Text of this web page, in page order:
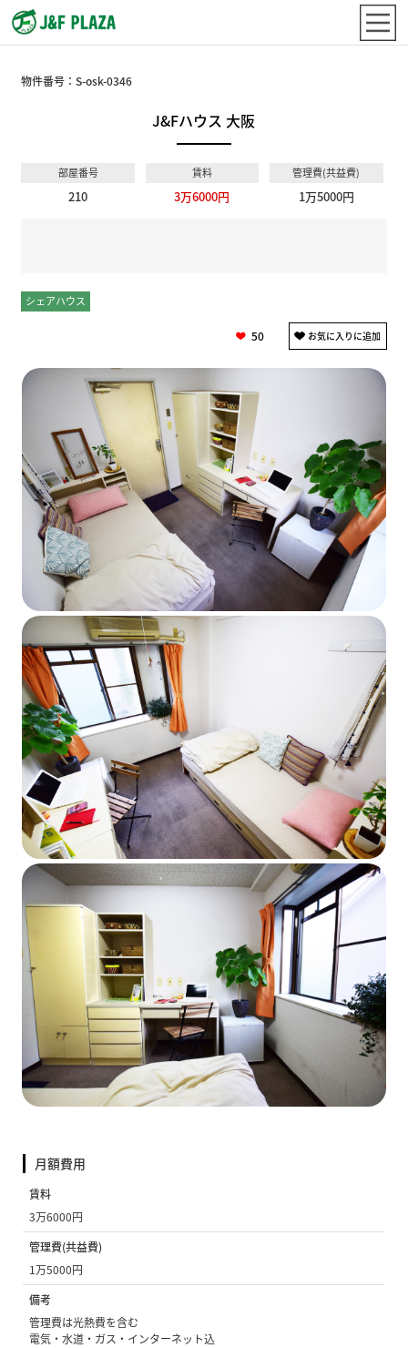
物件番号：S-osk-0346
J&Fハウス 大阪
部屋番号
210
賃料
3万6000円
管理費(共益費)
1万5000円
シェアハウス
50
月額費用
賃料
3万6000円
管理費(共益費)
1万5000円
備考
管理費は光熱費を含む
電気・水道・ガス・インターネット込